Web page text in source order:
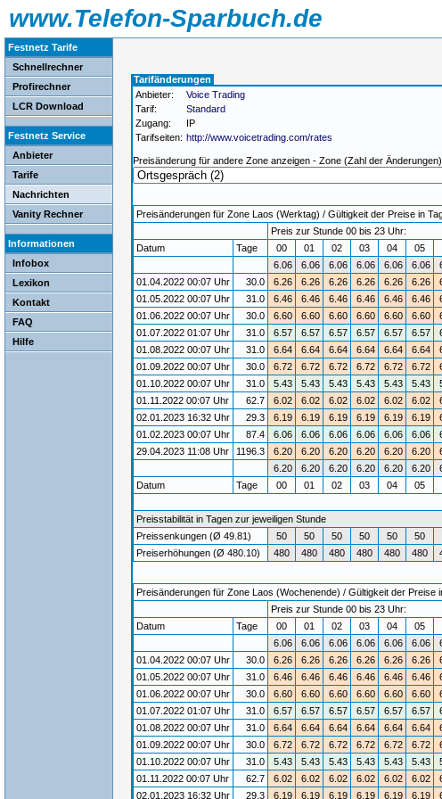
www.Telefon-Sparbuch.de
Festnetz Tarife
Schnellrechner
Profirechner
LCR Download
Festnetz Service
Anbieter
Tarife
Nachrichten
Vanity Rechner
Informationen
Infobox
Lexikon
Kontakt
FAQ
Hilfe
Tarifänderungen
Anbieter:
Voice Trading
Tarif:
Standard
Zugang:
IP
Tarifseiten: http://www.voicetrading.com/rates
Preisänderung für andere Zone anzeigen - Zone (Zahl der
Preisänderungen für Zone Laos (Werktag) / Gültigkeit der Preise in
Preis zur Stunde 00 bis 23 Uhr:
Datum
Tage 00 01 02 03 04 05
6.06
6.06 6.06 6.06 6.06 6.06
01.04.2022 00:07 Uhr
30.0 6.26 6.26 6.26 6.26 6.26 6.26
01.05.2022 00:07 Uhr
31.0 6.46 6.46 6.46 6.46 6.46 6.46
01.06.2022 00:07 Uhr
30.0 6.60 6.60 6.60 6.60 6.60 6.60
01.07.2022 01:07 Uhr
31.0 6.57 6.57 6.57 6.57 6.57 6.57
01.08.2022 00:07 Uhr
31.0 6.64 6.64 6.64 6.64 6.64 6.64
01.09.2022 00:07 Uhr
30.0 6.72 6.72 6.72 6.72 6.72 6.72
01.10.2022 00:07 Uhr
31.0 5.43 5.43 5.43 5.43 5.43 5.43
01.11.2022 00:07 Uhr
62.7 6.02 6.02 6.02 6.02 6.02 6.02
02.01.2023 16:32 Uhr
29.3 6.19 6.19 6.19 6.19 6.19 6.19
01.02.2023 00:07 Uhr
87.4 6.06 6.06 6.06 6.06 6.06 6.06
29.04.2023 11:08 Uhr
1196.3 6.20 6.20 6.20 6.20 6.20 6.20
6.20
6.20 6.20 6.20 6.20 6.20
Datum
Tage 00 01 02 03 04 05
Preisstabilität in Tagen zur jeweiligen Stunde
Preissenkungen (Ø 49.81)
50 50 50 50 50 50
Preiserhöhungen (Ø 480.10)
480 480 480 480 480 480
Preisänderungen für Zone Laos (Wochenende) / Gültigkeit der Preise
Preis zur Stunde 00 bis 23 Uhr:
Datum
Tage 00 01 02 03 04 05
6.06
6.06 6.06 6.06 6.06 6.06
01.04.2022 00:07 Uhr
30.0 6.26 6.26 6.26 6.26 6.26 6.26
01.05.2022 00:07 Uhr
31.0 6.46 6.46 6.46 6.46 6.46 6.46
01.06.2022 00:07 Uhr
30.0 6.60 6.60 6.60 6.60 6.60 6.60
01.07.2022 01:07 Uhr
31.0 6.57 6.57 6.57 6.57 6.57 6.57
01.08.2022 00:07 Uhr
31.0 6.64 6.64 6.64 6.64 6.64 6.64
01.09.2022 00:07 Uhr
30.0 6.72 6.72 6.72 6.72 6.72 6.72
01.10.2022 00:07 Uhr
31.0 5.43 5.43 5.43 5.43 5.43 5.43
01.11.2022 00:07 Uhr
62.7 6.02 6.02 6.02 6.02 6.02 6.02
02.01.2023 16:32 Uhr
29.3 6.19 6.19 6.19 6.19 6.19 6.19